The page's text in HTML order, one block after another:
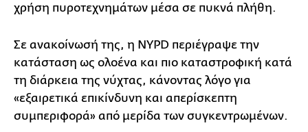
χρήση πυροτεχνημάτων μέσα σε πυκνά πλήθη.
Σε ανακοίνωσή της, η NYPD περιέγραψε την
κατάσταση ως ολοένα και πιο καταστροφική κατά
τη διάρκεια της νύχτας, κάνοντας λόγο για
«εξαιρετικά επικίνδυνη και απερίσκεπτη
συμπεριφορά» από μερίδα των συγκεντρωμένων.